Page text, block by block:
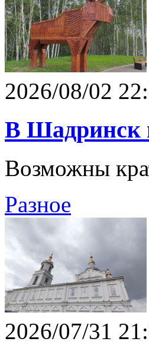
2026/08/02
В Шадринск
Возможны
Разное
2026/07/31